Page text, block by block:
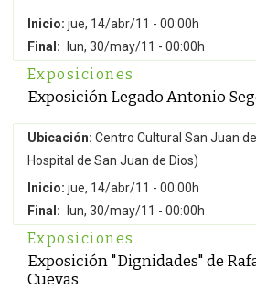
Inicio: jue, 14/abr/11 - 00:00h
Final:
lun, 30/may/11 - 00:00h
Exposiciones
Exposición Legado Antonio
Ubicación: Centro Cultural San Juan
Hospital de San Juan de Dios)
Inicio: jue, 14/abr/11 - 00:00h
Final:
lun, 30/may/11 - 00:00h
Exposiciones
Exposición "Dignidades" de
Cuevas